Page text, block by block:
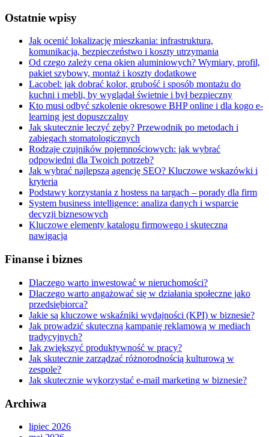
Ostatnie wpisy
Jak ocenić lokalizację mieszkania: infrastruktura,
komunikacja, bezpieczeństwo i koszty utrzymania
Od czego zależy cena okien aluminiowych? Wymiary, profil,
pakiet szybowy, montaż i koszty dodatkowe
Lacobel: jak dobrać kolor, grubość i sposób montażu do
kuchni i mebli, by wyglądał świetnie i był bezpieczny
Kto musi odbyć szkolenie okresowe BHP online i dla kogo e-
learning jest dopuszczalny
Jak skutecznie leczyć zęby? Przewodnik po metodach i
zabiegach stomatologicznych
Rodzaje czujników pojemnościowych: jak wybrać
odpowiedni dla Twoich potrzeb?
Jak wybrać najlepszą agencję SEO? Kluczowe wskazówki i
kryteria
Podstawy korzystania z hostess na targach – porady dla firm
System business intelligence: analiza danych i wsparcie
decyzji biznesowych
Kluczowe elementy katalogu firmowego i skuteczna
nawigacja
Finanse i biznes
Dlaczego warto inwestować w nieruchomości?
Dlaczego warto angażować się w działania społeczne jako
przedsiębiorca?
Jakie są kluczowe wskaźniki wydajności (KPI) w biznesie?
Jak prowadzić skuteczną kampanię reklamową w mediach
tradycyjnych?
Jak zwiększyć produktywność w pracy?
Jak skutecznie zarządzać różnorodnością kulturową w
zespole?
Jak skutecznie wykorzystać e-mail marketing w biznesie?
Archiwa
lipiec 2026